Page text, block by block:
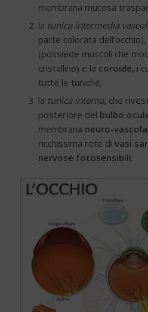
membrana mucosa
la tunica intermedia
parte colorata dell’occhio),
(possiede muscoli che
cristallino) e la coroide, i
tutte le tuniche;
la tunica interna, che
posteriore del bulbo
membrana neuro-
ricchissima rete di vasi
nervose fotosensibili.